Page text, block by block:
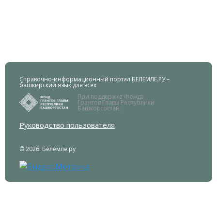
Справочно-информационный портал БЕЛЕМЛЕ.РУ –
башкирский язык для всех
При поддержке Фонда
Грантов Главы Республики
Башкортостан.
Руководство пользователя
© 2026. Белемле.ру